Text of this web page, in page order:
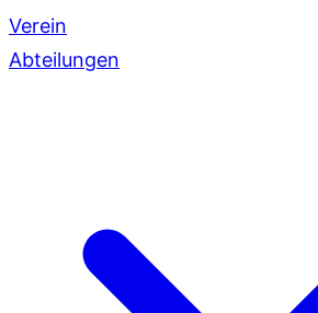
Verein
Abteilungen